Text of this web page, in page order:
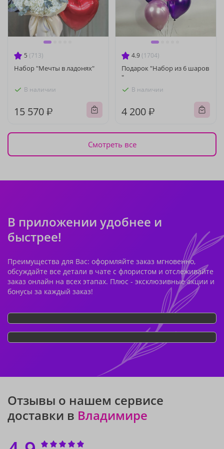
5 (713)
Набор "Мечты в ладонях"
В наличии
15 570 ₽
4.9 (1704)
Подарок "Набор из 6 шаров
"
В наличии
4 200 ₽
Смотреть все
В приложении удобнее и
быстрее!
Преимущества для Вас: оформляйте заказ мгновенно,
обсуждайте все детали в чате с флористом и отслеживайте
заказ онлайн на всех этапах. Плюс - эксклюзивные акции и
бонусы за каждый заказ!
Отзывы о нашем сервисе
доставки в Владимире